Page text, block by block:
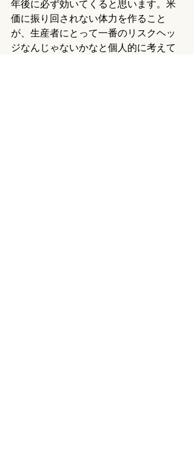
年後に必ず効いてくると思います。米
価に振り回されない体力を作ること
が、生産者にとって一番のリスクヘッ
ジなんじゃないかなと個人的に考えて